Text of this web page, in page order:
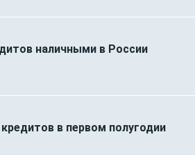
наличными в России
в первом полугодии